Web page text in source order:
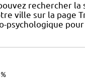
rechercher la
ville sur la page
psychologique